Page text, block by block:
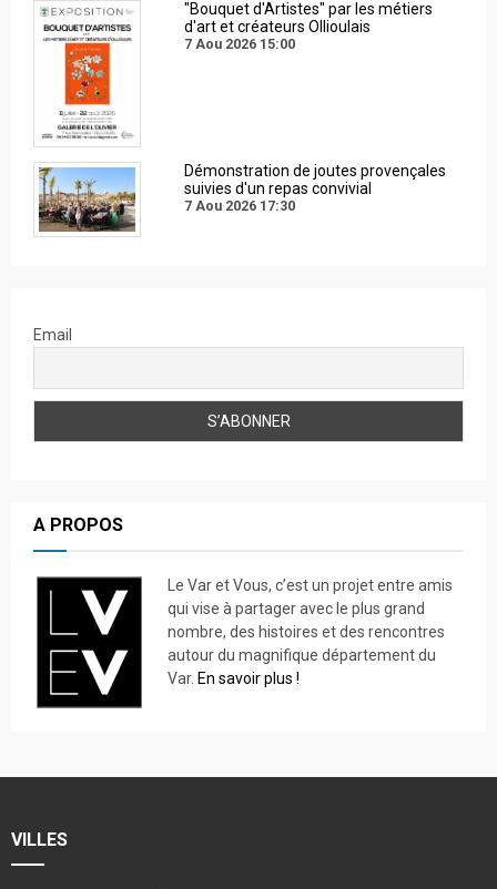
"Bouquet d'Artistes" par les métiers
d'art et créateurs Ollioulais
7 Aou 2026 15:00
Démonstration de joutes provençales
suivies d'un repas convivial
7 Aou 2026 17:30
Email
A PROPOS
Le Var et Vous, c’est un projet entre amis
qui vise à partager avec le plus grand
nombre, des histoires et des rencontres
autour du magnifique département du
Var. En savoir plus !
VILLES